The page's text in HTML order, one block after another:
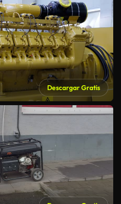
Descargar Gratis